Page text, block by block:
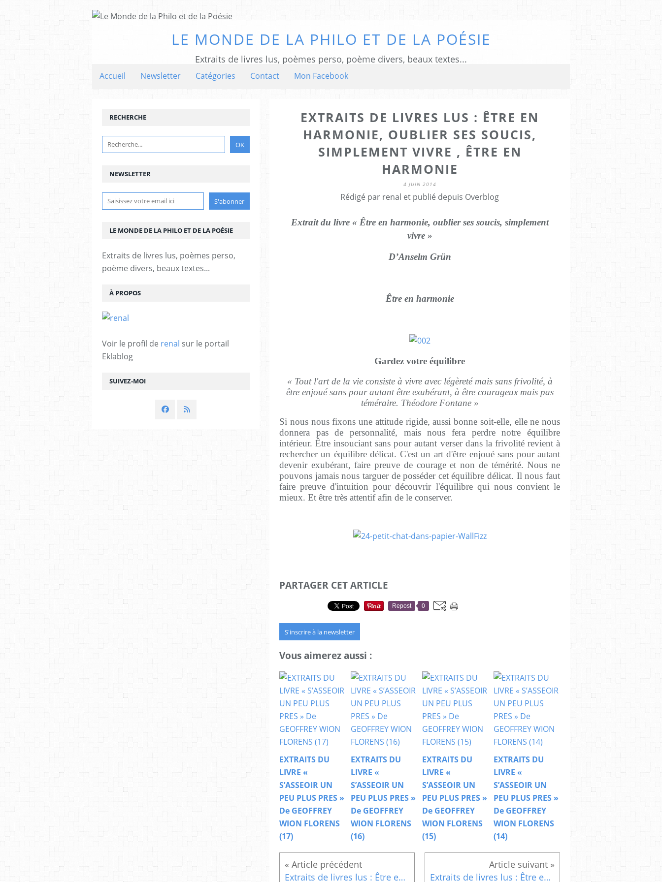
LE MONDE DE LA PHILO ET DE LA POÉSIE
Extraits de livres lus, poèmes perso, poème divers, beaux textes...
Accueil Newsletter Catégories Contact Mon Facebook
EXTRAITS DE LIVRES LUS : ÊTRE EN
HARMONIE, OUBLIER SES SOUCIS,
SIMPLEMENT VIVRE , ÊTRE EN
HARMONIE
4 JUIN 2014
Rédigé par renal et publié depuis Overblog
Extrait du livre « Être en harmonie, oublier ses soucis, simplement
vivre »
D’Anselm Grün
Être en harmonie
Gardez votre équilibre
« Tout l'art de la vie consiste à vivre avec légèreté mais sans frivolité, à
être enjoué sans pour autant être exubérant, à être courageux mais pas
téméraire. Théodore Fontane »
Si nous nous fixons une attitude rigide, aussi bonne soit-elle, elle ne nous
donnera pas de personnalité, mais nous fera perdre notre équilibre
intérieur. Être insouciant sans pour autant verser dans la frivolité revient à
rechercher un équilibre délicat. C'est un art d'être enjoué sans pour autant
devenir exubérant, faire preuve de courage et non de témérité. Nous ne
pouvons jamais nous targuer de posséder cet équilibre délicat. Il nous faut
faire preuve d'intuition pour découvrir l'équilibre qui nous convient le
mieux. Et être très attentif afin de le conserver.
PARTAGER CET ARTICLE
Repost 0
S'inscrire à la newsletter
Vous aimerez aussi :
EXTRAITS DU
LIVRE «
S’ASSEOIR UN
PEU PLUS PRES »
De GEOFFREY
WION FLORENS
(17)
EXTRAITS DU
LIVRE «
S’ASSEOIR UN
PEU PLUS PRES »
De GEOFFREY
WION FLORENS
(16)
EXTRAITS DU
LIVRE «
S’ASSEOIR UN
PEU PLUS PRES »
De GEOFFREY
WION FLORENS
(15)
EXTRAITS DU
LIVRE «
S’ASSEOIR UN
PEU PLUS PRES »
De GEOFFREY
WION FLORENS
(14)
Extraits de livres lus : Être en harmonie, oublier ses soucis, simplement vivre , Être en harmonie Extraits de livres lus : Être en harmonie, oublier ses soucis, simplement vivre , Être en harmonie
NEWSLETTER
SUIVEZ-MOI
RECHERCHE
LE MONDE DE LA PHILO ET DE LA POÉSIE
Extraits de livres lus, poèmes perso,
poème divers, beaux textes...
À PROPOS
Voir le profil de renal sur le portail
Eklablog